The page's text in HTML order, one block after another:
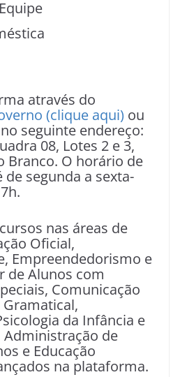
através do
(clique aqui) ou
seguinte endereço:
08, Lotes 2 e 3,
Branco. O horário de
segunda a sexta-
nas áreas de
Oficial,
Empreendedorismo e
de Alunos com
Comunicação
Gramatical,
da Infância e
Administração de
e Educação
na plataforma.